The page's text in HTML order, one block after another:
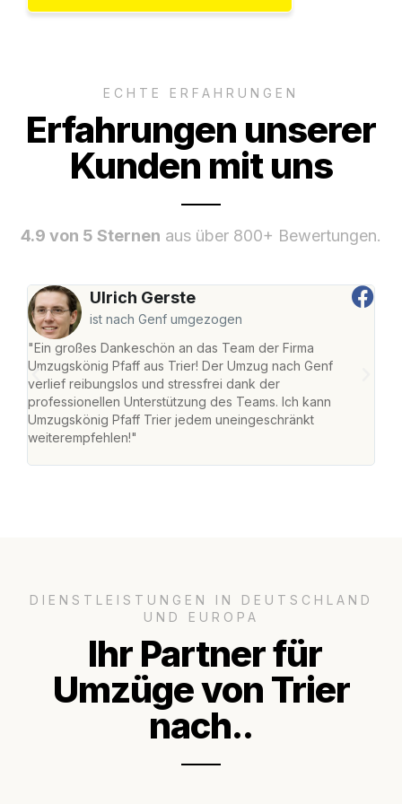
ECHTE ERFAHRUNGEN
Erfahrungen unserer
Kunden mit uns
4.9 von 5 Sternen aus über 800+ Bewertungen.
Ulrich Gerste
ist nach Genf umgezogen
"Ein großes Dankeschön an das Team der Firma
Umzugskönig Pfaff aus Trier! Der Umzug nach Genf
verlief reibungslos und stressfrei dank der
professionellen Unterstützung des Teams. Ich kann
Umzugskönig Pfaff Trier jedem uneingeschränkt
weiterempfehlen!"
DIENSTLEISTUNGEN IN DEUTSCHLAND
UND EUROPA
Ihr Partner für
Umzüge von Trier
nach..